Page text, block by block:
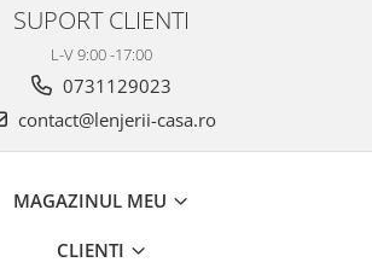
SUPORT CLIENTI
L-V 9:00 -17:00
0731129023
contact@lenjerii-casa.ro
MAGAZINUL MEU
CLIENTI